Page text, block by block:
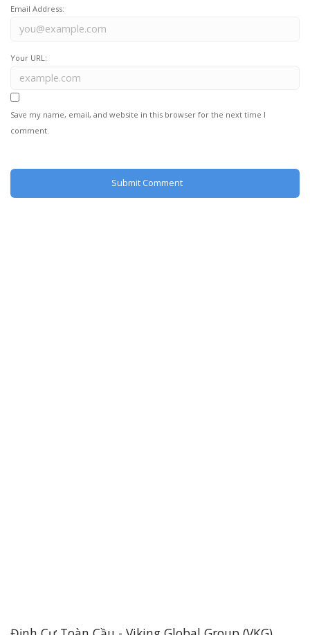
Email Address:
Your URL:
Save my name, email, and website in this browser for the next time I
comment.